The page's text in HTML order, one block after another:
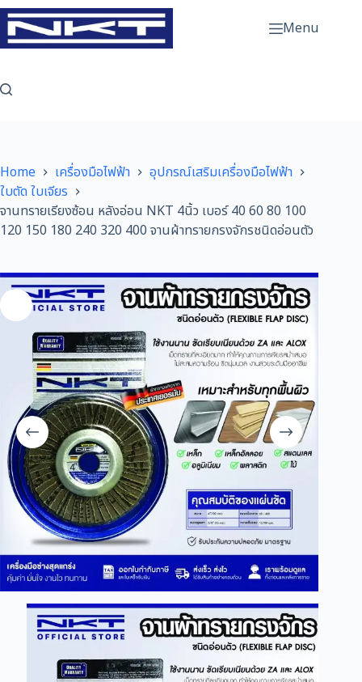
Skip
to
content
Menu
Home เครื่องมือไฟฟ้า
อุปกรณ์เสริมเครื่องมือไฟฟ้า
ใบตัด ใบเจียร
จานทรายเรียงซ้อน หลังอ่อน NKT 4นิ้ว เบอร์ 40 60 80 100
120 150 180 240 320 400 จานผ้าทรายกรงจักรชนิดอ่อนตัว